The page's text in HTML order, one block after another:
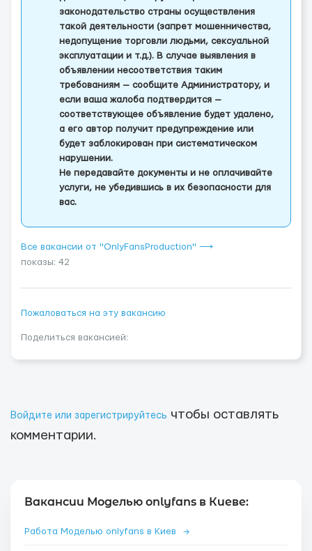
законодательство страны осуществления
такой деятельности (запрет мошенничества,
недопущение торговли людьми, сексуальной
эксплуатации и т.д.). В случае выявления в
объявлении несоответствия таким
требованиям — сообщите Администратору, и
если ваша жалоба подтвердится —
соответствующее объявление будет удалено,
а его автор получит предупреждение или
будет заблокирован при систематическом
нарушении.
Не передавайте документы и не оплачивайте
услуги, не убедившись в их безопасности для
вас.
Все вакансии от "OnlyFansProduction" ⟶
показы: 42
Пожаловаться на эту вакансию
Поделиться вакансией:
Войдите или зарегистрируйтесь чтобы оставлять
комментарии.
Вакансии Моделью onlyfans в Киеве:
Работа Моделью onlyfans в Киев →